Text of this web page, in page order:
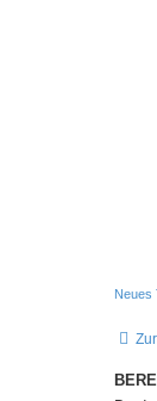
Neues